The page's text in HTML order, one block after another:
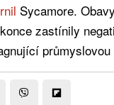
Sycamore.
zastínily